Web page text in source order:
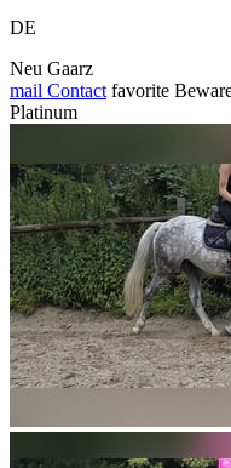
DE
Neu Gaarz
mail Contact favorite
Platinum